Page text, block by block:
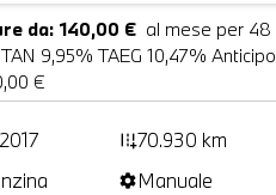
da: 140,00 € al mese per 48
9,95% TAEG 10,47% Anticipo
€
add_road70.930 km
settingsManuale